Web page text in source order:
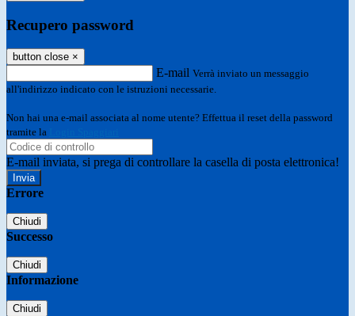
Recupero password
button close ×
E-mail Verrà inviato un messaggio
all'indirizzo indicato con le istruzioni necessarie.
Non hai una e-mail associata al nome utente? Effettua il reset della password
tramite la
E-mail inviata, si prega di controllare la casella di posta elettronica!
Errore
Chiudi
Successo
Chiudi
Informazione
Chiudi